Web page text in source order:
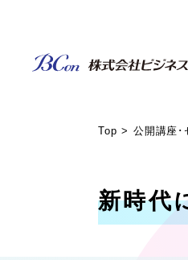
Top 公開講座･
新時代